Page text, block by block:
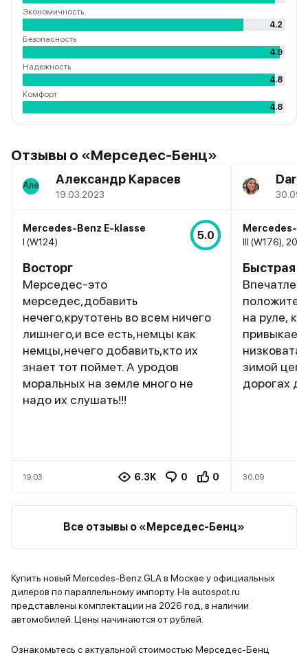
Экономичность
4.2
Безопасность
4.9
Надежность
4.8
Комфорт
4.8
Отзывы о «Mерседес-Бенц»
Александр Карасев
19.03.2023
Mercedes-Benz E-klasse
I (W124)
5.0
Восторг
Мерседес-это
мерседес,добавить
нечего,крутотень во всем ничего
лишнего,и все есть,немцы как
немцы,нечего добавить,кто их
знает тот поймет. А уродов
моральных на земле много не
надо их слушать!!!
19.03 6.3K 0 0
Mercedes-
III (W176),
Быстрая
на руле, к
зимой
дорогах
30.09
Все отзывы о «Mерседес-Бенц»
Купить новый Mercedes-Benz GLA в Москве у официальных
дилеров по параллельному импорту. На autospot.ru
представлены комплектации на 2026 год, в наличии
автомобилей. Цены начинаются от рублей.
Ознакомьтесь с актуальной стоимостью Мерседес-Бенц